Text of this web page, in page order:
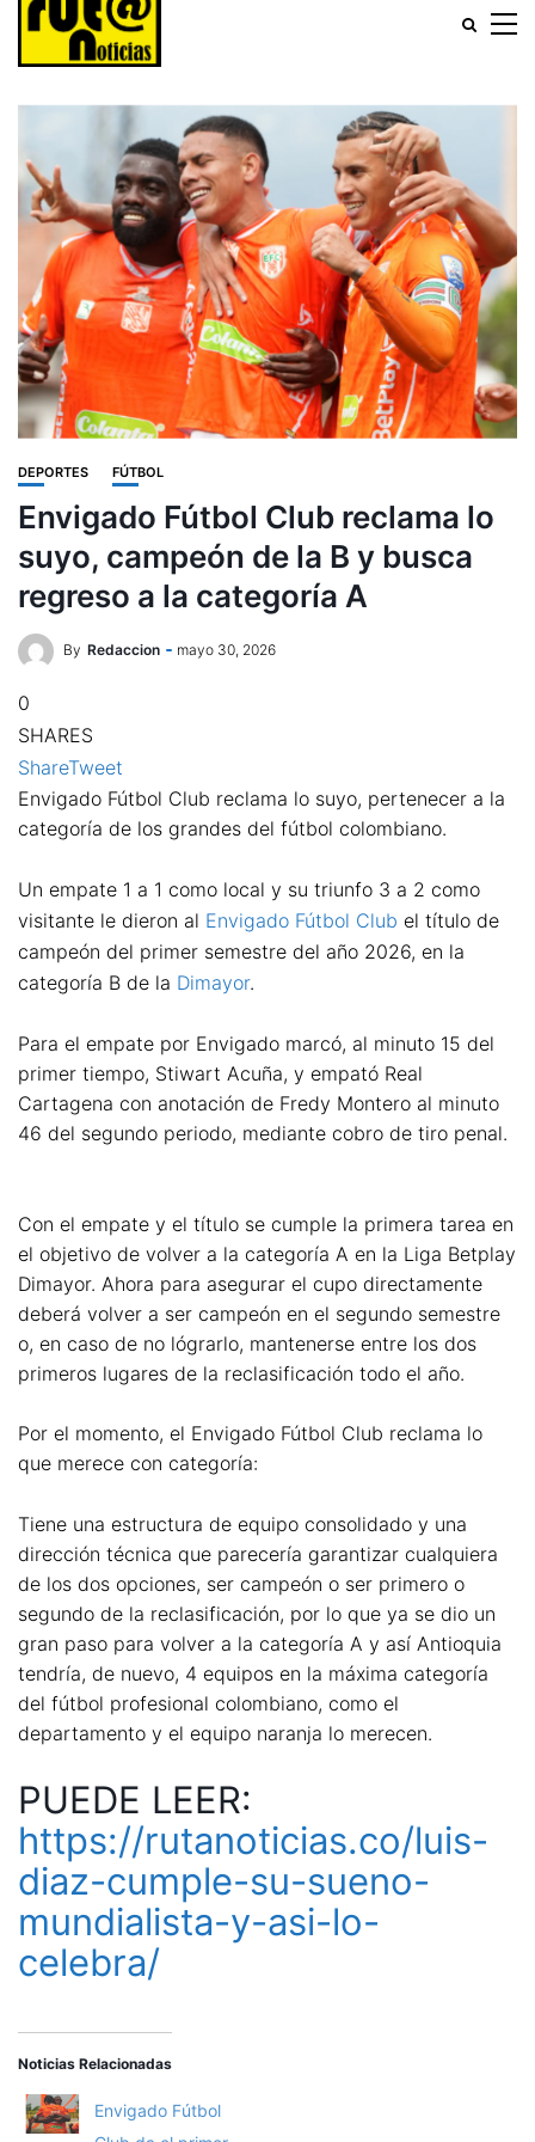
DEPORTES FÚTBOL
Envigado Fútbol Club reclama lo
suyo, campeón de la B y busca
regreso a la categoría A
By Redaccion mayo 30, 2026
0
SHARES
ShareTweet
Envigado Fútbol Club reclama lo suyo, pertenecer a la
categoría de los grandes del fútbol colombiano.
Un empate 1 a 1 como local y su triunfo 3 a 2 como
visitante le dieron al Envigado Fútbol Club el título de
campeón del primer semestre del año 2026, en la
categoría B de la Dimayor.
Para el empate por Envigado marcó, al minuto 15 del
primer tiempo, Stiwart Acuña, y empató Real
Cartagena con anotación de Fredy Montero al minuto
46 del segundo periodo, mediante cobro de tiro penal.
Con el empate y el título se cumple la primera tarea en
el objetivo de volver a la categoría A en la Liga Betplay
Dimayor. Ahora para asegurar el cupo directamente
deberá volver a ser campeón en el segundo semestre
o, en caso de no lógrarlo, mantenerse entre los dos
primeros lugares de la reclasificación todo el año.
Por el momento, el Envigado Fútbol Club reclama lo
que merece con categoría:
Tiene una estructura de equipo consolidado y una
dirección técnica que parecería garantizar cualquiera
de los dos opciones, ser campeón o ser primero o
segundo de la reclasificación, por lo que ya se dio un
gran paso para volver a la categoría A y así Antioquia
tendría, de nuevo, 4 equipos en la máxima categoría
del fútbol profesional colombiano, como el
departamento y el equipo naranja lo merecen.
PUEDE LEER:
https://rutanoticias.co/luis-
diaz-cumple-su-sueno-
mundialista-y-asi-lo-
celebra/
Noticias Relacionadas
Envigado Fútbol